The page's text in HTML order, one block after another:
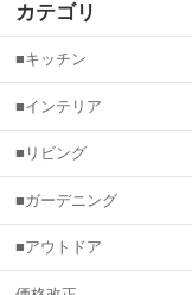
カテゴリ
■キッチン
■インテリア
■リビング
■ガーデニング
■アウトドア